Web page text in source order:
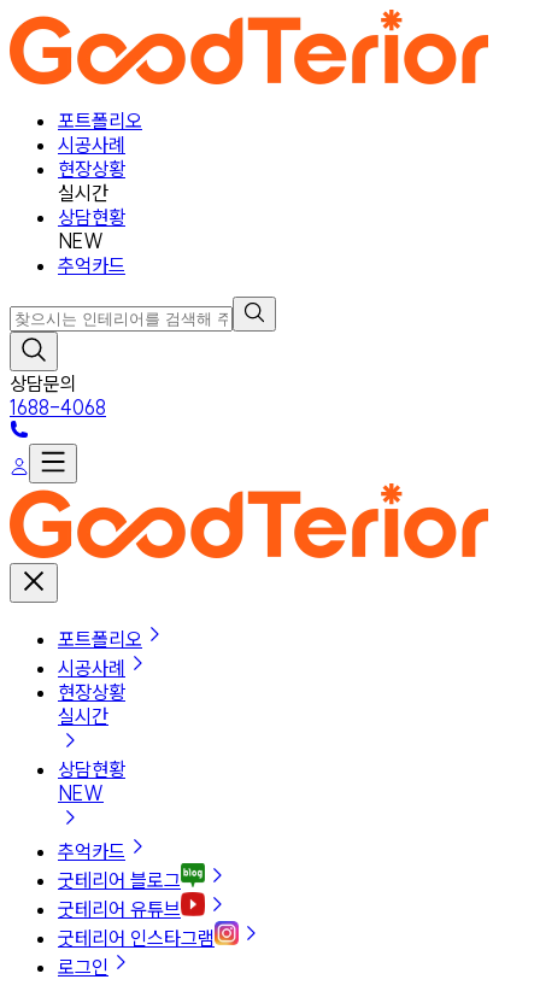
포트폴리오
시공사례
현장상황
실시간
상담현황
NEW
추억카드
상담문의
1688-4068
포트폴리오
시공사례
현장상황
실시간
상담현황
NEW
추억카드
굿테리어 블로그
굿테리어 유튜브
굿테리어 인스타그램
로그인